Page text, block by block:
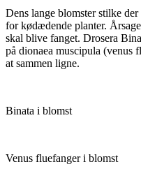
Dens lange blomster stilke
for kødædende planter.
skal blive fanget. Drosera
på dionaea muscipula (venus
at sammen ligne.
Binata i blomst
Venus fluefanger i blomst